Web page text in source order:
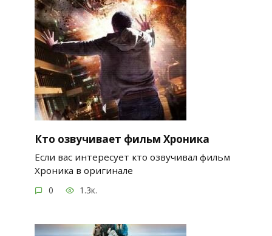
Кто озвучивает фильм Хроника
Если вас интересует кто озвучивал фильм
Хроника в оригинале
0 1.3к.